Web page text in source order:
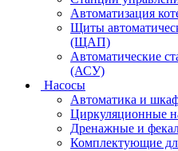
Автоматизация
Щиты
(ЩАП)
Автоматические
(АСУ)
Насосы
Автоматика и
Циркуляционные
Дренажные и
Комплектующие